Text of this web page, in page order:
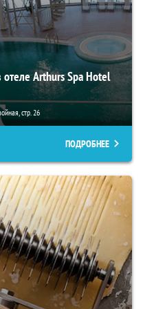
Arthurs Spa Hotel
стр. 26
ПОДРОБНЕЕ